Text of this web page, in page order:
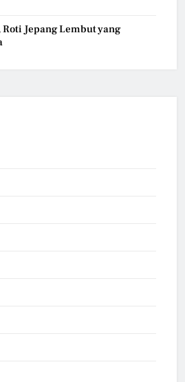
Roti Jepang Lembut yang